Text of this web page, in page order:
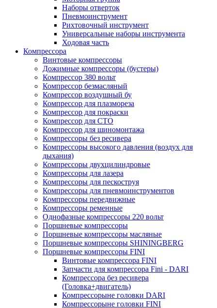
Наборы отверток
Пневмоинструмент
Рихтовочный инструмент
Универсальные наборы инструмента
Ходовая часть
Компрессора
Винтовые компрессоры
Дожимные компрессоры (бустеры)
Компрессор 380 вольт
Компрессор безмасляный
Компрессор воздушный бу
Компрессор для плазмореза
Компрессор для покраски
Компрессор для СТО
Компрессор для шиномонтажа
Компрессоры без ресивера
Компрессоры высокого давления (воздух для
дыхания)
Компрессоры двухцилиндровые
Компрессоры для лазера
Компрессоры для пескоструя
Компрессоры для пневмоинструментов
Компрессоры передвижные
Компрессоры ременные
Однофазные компрессоры 220 вольт
Поршневые компрессоры
Поршневые компрессоры масляные
Поршневые компрессоры SHININGBERG
Поршневые компрессоры FINI
Винтовые компрессора FINI
Запчасти для компрессора Fini - DARI
Компрессора без ресивера
(Головка+двигатель)
Компрессорыне головки DARI
Компрессорыне головки FINI